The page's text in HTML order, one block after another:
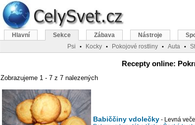
Recepty online:
Zobrazujeme 1 - 7 z 7 nalezených
Babiččiny vdolečky - Levná
Hlavní Sekce Zábava Nástroje
Psi
• Kocky • Pokojové rostliny • Auta •